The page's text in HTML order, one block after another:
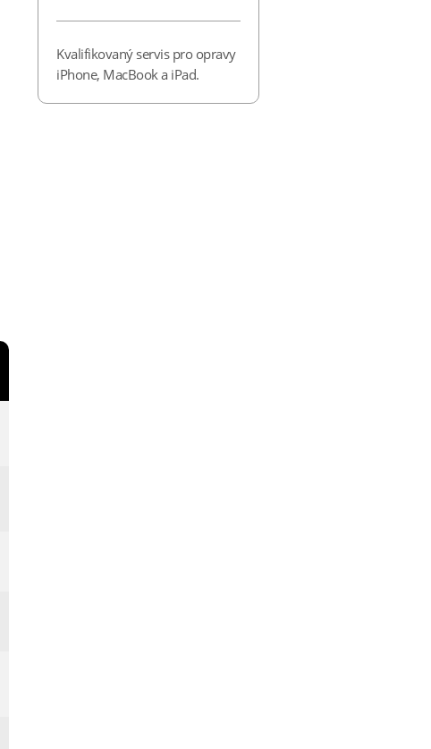
Kvalifikovaný servis pro opravy
iPhone, MacBook a iPad.